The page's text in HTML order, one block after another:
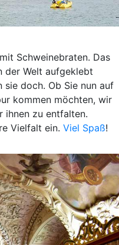
Schweinebraten. Das
der Welt aufgeklebt
doch. Ob Sie nun auf
kommen möchten, wir
ihnen zu entfalten.
Vielfalt ein. Viel Spaß!